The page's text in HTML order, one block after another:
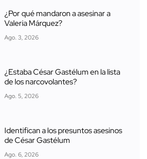
¿Por qué mandaron a asesinar a
Valeria Márquez?
Ago. 3, 2026
¿Estaba César Gastélum en la lista
de los narcovolantes?
Ago. 5, 2026
Identifican a los presuntos asesinos
de César Gastélum
Ago. 6, 2026